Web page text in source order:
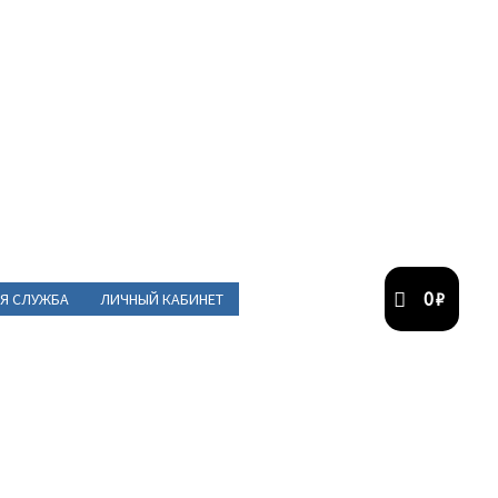
СЛУЖБА ЛИЧНЫЙ КАБИНЕТ 0₽